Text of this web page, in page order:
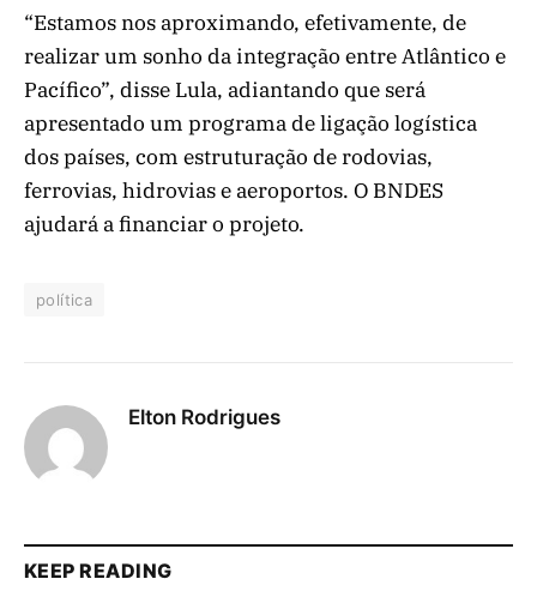
“Estamos nos aproximando, efetivamente, de
realizar um sonho da integração entre Atlântico e
Pacífico”, disse Lula, adiantando que será
apresentado um programa de ligação logística
dos países, com estruturação de rodovias,
ferrovias, hidrovias e aeroportos. O BNDES
ajudará a financiar o projeto.
política
Elton Rodrigues
KEEP READING